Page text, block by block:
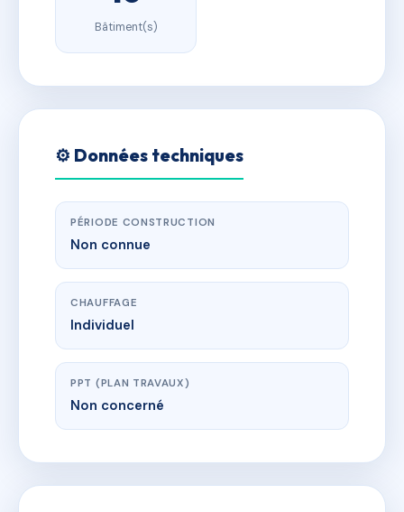
Bâtiment(s)
⚙️ Données techniques
PÉRIODE CONSTRUCTION
Non connue
CHAUFFAGE
Individuel
PPT (PLAN TRAVAUX)
Non concerné